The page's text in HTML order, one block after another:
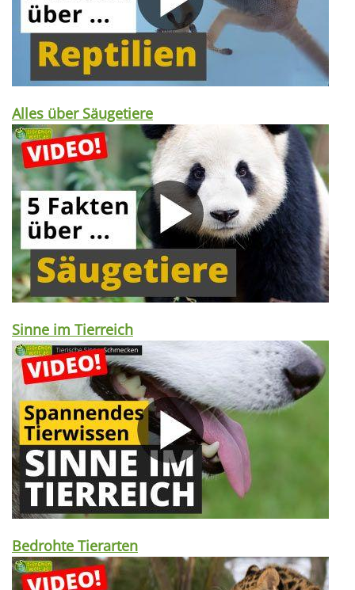
Alles über Säugetiere
Sinne im Tierreich
Bedrohte Tierarten